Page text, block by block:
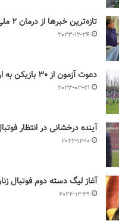
تازه‌ترین خبرها از درمان ۲ ملی‌پوش فوتبال زنان
2023-12-24
دعوت آزمون از 30 بازیکن به اردوی تیم ملی
2023-03-21
آینده درخشانی در انتظار
2022-12-10
آغاز لیگ دسته دوم فوتبال
2024-12-29